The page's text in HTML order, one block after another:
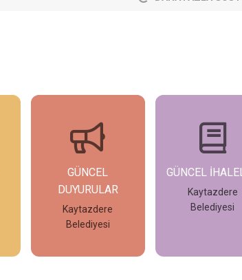
GÜNCEL İHALELER
Kaytazdere
Belediyesi
İncele
GÜNCEL
Kaytazdere
Belediyesi